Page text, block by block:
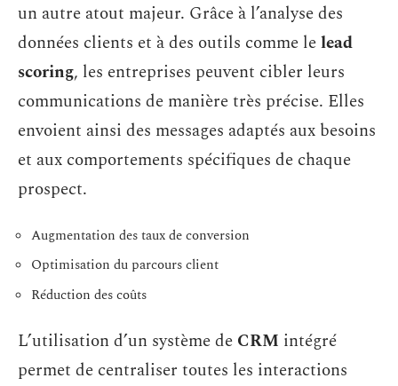
un autre atout majeur. Grâce à l’analyse des
données clients et à des outils comme lelead
scoring, les entreprises peuvent cibler leurs
communications de manière très précise. Elles
envoient ainsi des messages adaptés aux besoins
et aux comportements spécifiques de chaque
prospect.
Augmentation des taux de conversion
Optimisation du parcours client
Réduction des coûts
L’utilisation d’un système de CRM intégré
permet de centraliser toutes les interactions